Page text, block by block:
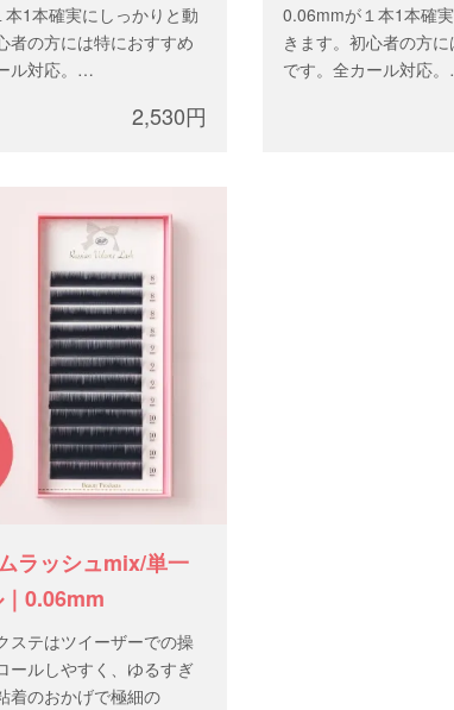
1本確実にしっかりと動
者の方には特におすすめ
対応。
イズ、または 9-13mm
2,530円
0.06mmが１本1本確
きます。初心者の方
です。全カール対応。
長 さ：mixサイズ、
ラッシュmix/単一
0.06mm
ステはツイーザーでの操
ールしやすく、ゆるすぎ
着のおかげで極細の